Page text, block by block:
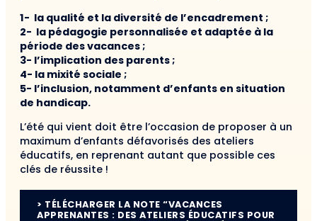
1- la qualité et la diversité de l’encadrement ;
2- la pédagogie personnalisée et adaptée à la
période des vacances ;
3- l’implication des parents ;
4- la mixité sociale ;
5- l’inclusion, notamment d’enfants en situation
de handicap.
L’été qui vient doit être l’occasion de proposer à un
maximum d’enfants défavorisés des ateliers
éducatifs, en reprenant autant que possible ces
clés de réussite !
> TÉLÉCHARGER LA NOTE “VACANCES
APPRENANTES : DES ATELIERS ÉDUCATIFS POUR